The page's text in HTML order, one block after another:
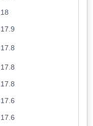
18
17.9
17.8
17.8
17.8
17.6
17.6